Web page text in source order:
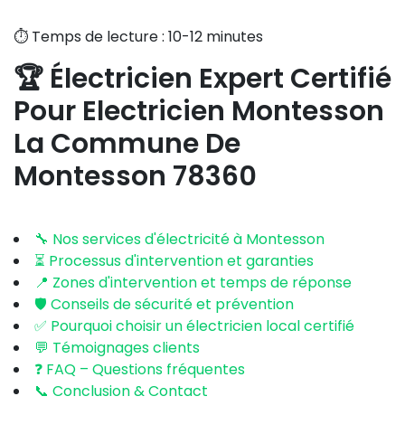
⏱️ Temps de lecture : 10-12 minutes
🏆 Électricien Expert Certifié
Pour Electricien Montesson
La Commune De
Montesson 78360
🔧 Nos services d'électricité à Montesson
⏳ Processus d'intervention et garanties
📍 Zones d'intervention et temps de réponse
🛡️ Conseils de sécurité et prévention
✅ Pourquoi choisir un électricien local certifié
💬 Témoignages clients
❓ FAQ – Questions fréquentes
📞 Conclusion & Contact